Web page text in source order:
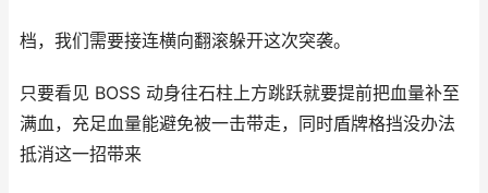
档，我们需要接连横向翻滚躲开这次突袭。
只要看见 BOSS 动身往石柱上方跳跃就要提前把血量补至
满血，充足血量能避免被一击带走，同时盾牌格挡没办法
抵消这一招带来